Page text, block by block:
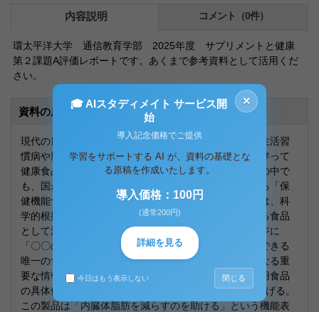
内容説明 コメント（0件）
環太平洋大学 通信教育学部 2025年度 サプリメントと健康
第２課題A評価レポートです。あくまで参考資料として活用くだ
さい。
資料の原本内容
現代の日本社会では、食生活や運動習慣の乱れから、生活習
慣病や肥満などの健康問題が深刻化しており、それに伴って
健康食品やサプリメントへの関心が高まっている。その中で
も、国が個別に有効性と安全性を審査し、許可を与える「保
健機能食品」に分類される特定保健用食品（トクホ）は、科
学的根拠に基づいて特定の保健効果を示すことができる食品
として注目されている。特定保健用食品は、パッケージに
「〇〇の機能があります」といった保健の目的を記載できる
唯一の食品群であり、消費者にとっては選択の指標となる重
要な情報を提供している。本レポートでは、特定保健用食品
の具体例として、キリンの「ヘルシア緑茶a」を取り上げる。
この製品は「内臓体脂肪を減らすのを助ける」という機能表
×
🎓 AIスタディメイト サービス開
始
導入記念価格でご提供
学習をサポートする AI が、資料の基礎とな
る原稿を作成いたします。
導入価格：100円
(通常200円)
詳細を見る
今日はもう表示しない 閉じる